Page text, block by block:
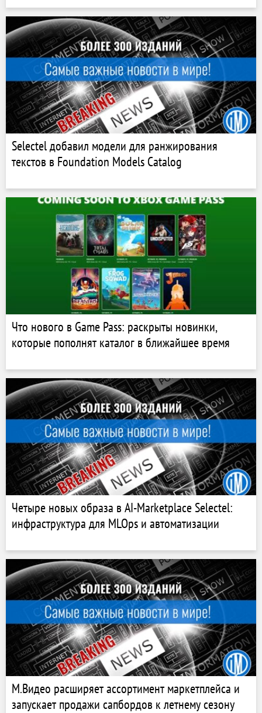
Selectel добавил модели для ранжирования
текстов в Foundation Models Catalog
Что нового в Game Pass: раскрыты новинки,
которые пополнят каталог в ближайшее время
Четыре новых образа в AI-Marketplace Selectel:
инфраструктура для MLOps и автоматизации
М.Видео расширяет ассортимент маркетплейса и
запускает продажи сапбордов к летнему сезону